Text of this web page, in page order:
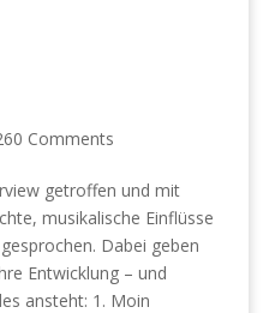
0 Comments
getroffen und mit
musikalische Einflüsse
Dabei geben
Entwicklung – und
ansteht: 1. Moin